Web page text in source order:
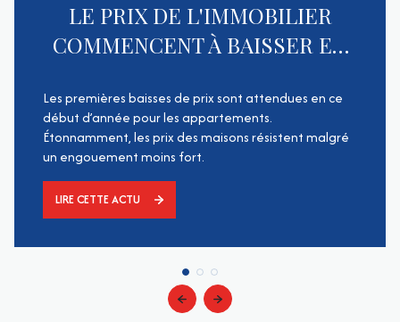
LE PRIX DE L'IMMOBILIER
COMMENCENT À BAISSER EN
Les premières baisses de prix sont attendues en ce
début d’année pour les appartements.
Étonnamment, les prix des maisons résistent malgré
un engouement moins fort.
LIRE CETTE ACTU